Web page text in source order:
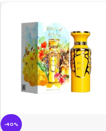
-40%